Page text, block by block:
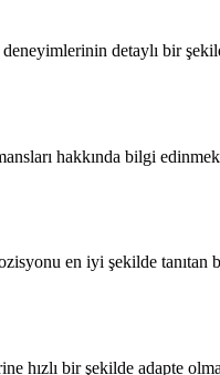
detaylı bir
hakkında bilgi
en iyi şekilde tanıtan
hızlı bir şekilde adapte